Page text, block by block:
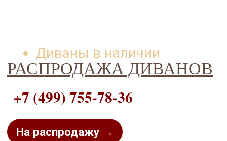
РАСПРОДАЖА ДИВАНОВ
На распродажу →
+7 (499) 755-78-36